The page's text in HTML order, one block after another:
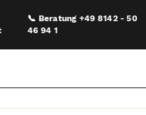
📞 Beratung +49 8142 - 50
46 94 1